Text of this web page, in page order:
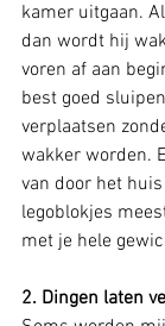
kamer uitgaan.
dan wordt hij
voren af aan
best goed
verplaatsen
wakker worden.
van door het
legoblokjes
met je hele
2. Dingen laten